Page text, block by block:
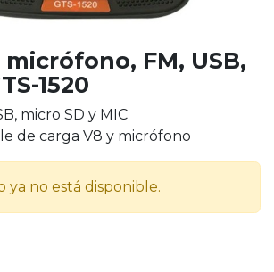
FM, USB,
1520
micro SD y MIC
de carga V8 y micrófono
ya no está disponible.